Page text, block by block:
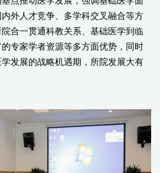
内外人才竞争、多学科交叉融合等方
院合一贯通科教关系、 基础医学到临
的专家学者资源等多方面优势 ，同时
发展的战略机遇期 ， 所院发展大有